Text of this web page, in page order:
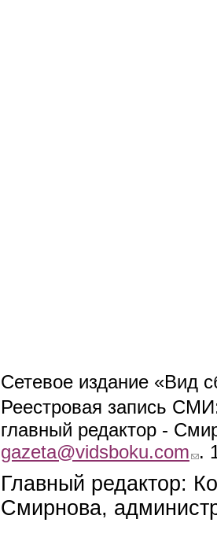
Сетевое издание «Вид
Реестровая запись
главный редактор -
gazeta@vidsboku.com (link
.
Главный редактор:
Смирнова,